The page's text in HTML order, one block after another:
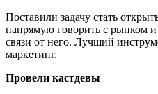
Поставили задачу стать
напрямую говорить с рынком и
связи от него. Лучший
маркетинг.
Провели кастдевы